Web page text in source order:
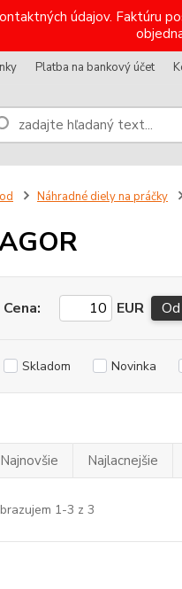
údajov. Faktúru
Platba na bankový účet
Náhradné diely na práčky
Cena: EUR Od
Skladom Novinka
Najnovšie Najlacnejšie
1-3 z 3